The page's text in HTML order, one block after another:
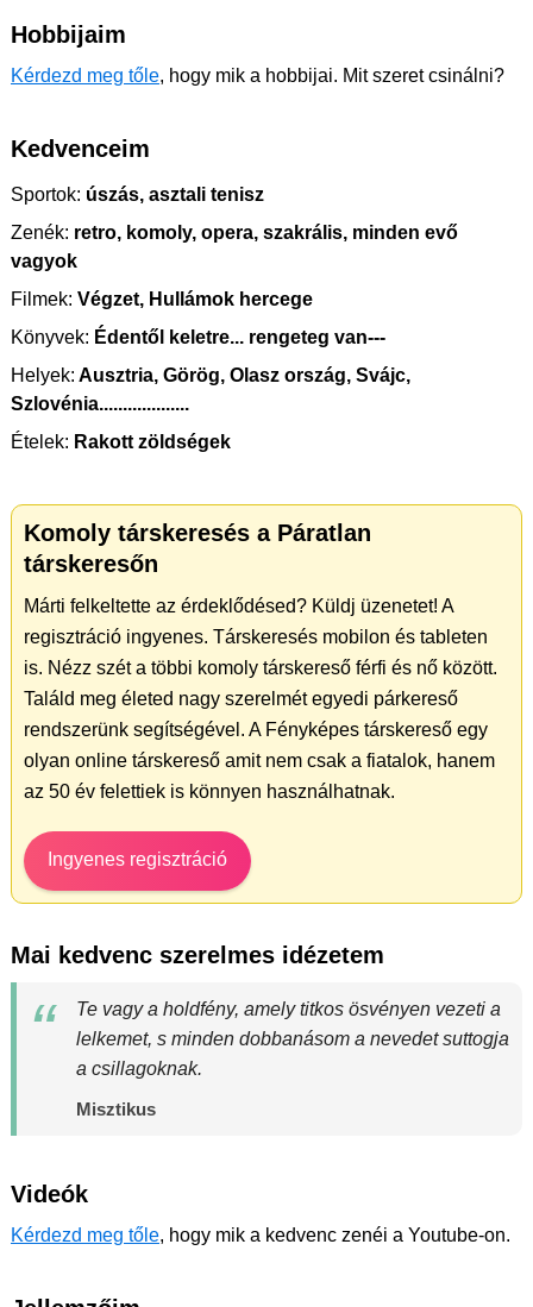
Hobbijaim
Kérdezd meg tőle, hogy mik a hobbijai. Mit szeret csinálni?
Kedvenceim
Sportok: úszás, asztali tenisz
Zenék: retro, komoly, opera, szakrális, minden evő
vagyok
Filmek: Végzet, Hullámok hercege
Könyvek: Édentől keletre... rengeteg van---
Helyek: Ausztria, Görög, Olasz ország, Svájc,
Szlovénia...................
Ételek: Rakott zöldségek
Komoly társkeresés a Páratlan
társkeresőn
Márti felkeltette az érdeklődésed? Küldj üzenetet! A
regisztráció ingyenes. Társkeresés mobilon és tableten
is. Nézz szét a többi komoly társkereső férfi és nő között.
Találd meg életed nagy szerelmét egyedi párkereső
rendszerünk segítségével. A Fényképes társkereső egy
olyan online társkereső amit nem csak a fiatalok, hanem
az 50 év felettiek is könnyen használhatnak.
Ingyenes regisztráció
Mai kedvenc szerelmes idézetem
Te vagy a holdfény, amely titkos ösvényen vezeti a
lelkemet, s minden dobbanásom a nevedet suttogja
a csillagoknak.
Misztikus
Videók
Kérdezd meg tőle, hogy mik a kedvenc zenéi a Youtube-on.